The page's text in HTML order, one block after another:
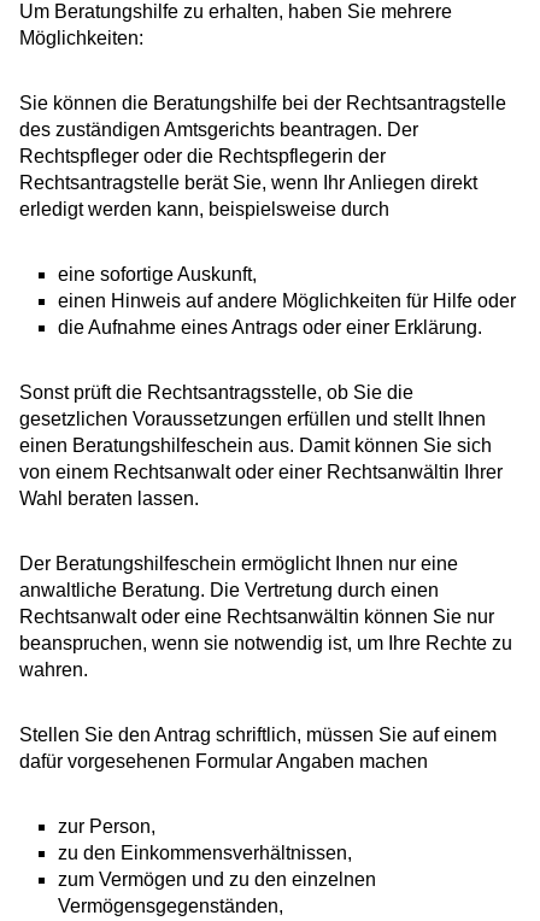
Um Beratungshilfe zu erhalten, haben Sie mehrere
Möglichkeiten:
Sie können die Beratungshilfe bei der Rechtsantragstelle
des zuständigen Amtsgerichts beantragen. Der
Rechtspfleger oder die Rechtspflegerin der
Rechtsantragstelle berät Sie, wenn Ihr Anliegen direkt
erledigt werden kann, beispielsweise durch
eine sofortige Auskunft,
einen Hinweis auf andere Möglichkeiten für Hilfe oder
die Aufnahme eines Antrags oder einer Erklärung.
Sonst prüft die Rechtsantragsstelle, ob Sie die
gesetzlichen Voraussetzungen erfüllen und stellt Ihnen
einen Beratungshilfeschein aus. Damit können Sie sich
von einem Rechtsanwalt oder einer Rechtsanwältin Ihrer
Wahl beraten lassen.
Der Beratungshilfeschein ermöglicht Ihnen nur eine
anwaltliche Beratung. Die Vertretung durch einen
Rechtsanwalt oder eine Rechtsanwältin können Sie nur
beanspruchen, wenn sie notwendig ist, um Ihre Rechte zu
wahren.
Stellen Sie den Antrag schriftlich, müssen Sie auf einem
dafür vorgesehenen Formular Angaben machen
zur Person,
zu den Einkommensverhältnissen,
zum Vermögen und zu den einzelnen
Vermögensgegenständen,